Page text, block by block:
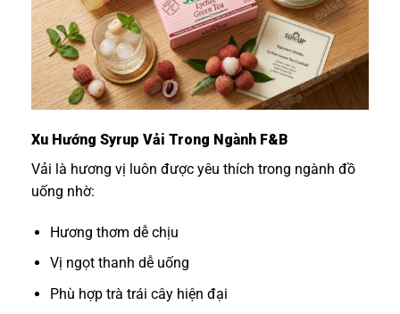
Xu Hướng Syrup Vải Trong Ngành F&B
Vải là hương vị luôn được yêu thích trong ngành đồ
uống nhờ:
Hương thơm dễ chịu
Vị ngọt thanh dễ uống
Phù hợp trà trái cây hiện đại